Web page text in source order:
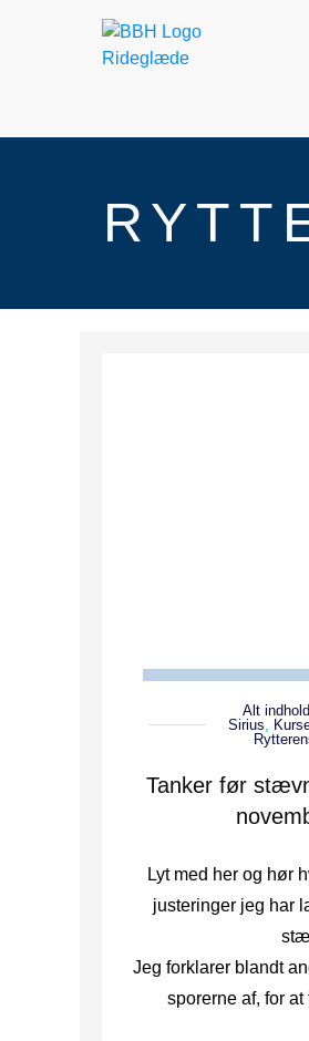
Alt indhold
Sirius,
Tanker før
Lyt med her og hør
justeringer jeg har
Jeg forklarer blandt
sporerne af, for at